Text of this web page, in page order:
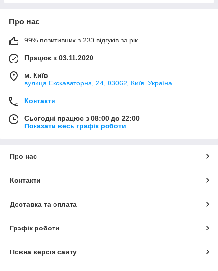
Про нас
99% позитивних з 230 відгуків за рік
Працює з 03.11.2020
м. Київ
вулиця Екскаваторна, 24, 03062, Київ, Україна
Контакти
Сьогодні працює з 08:00 до 22:00
Показати весь графік роботи
Про нас
Контакти
Доставка та оплата
Графік роботи
Повна версія сайту